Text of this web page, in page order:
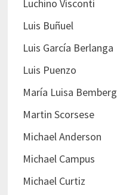
Luchino Visconti
Luis Buñuel
Luis García Berlanga
Luis Puenzo
María Luisa Bemberg
Martin Scorsese
Michael Anderson
Michael Campus
Michael Curtiz